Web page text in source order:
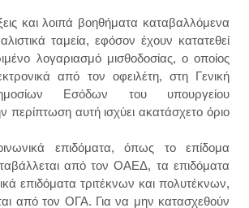
και λοιπά βοηθήματα καταβαλλόμενα
ταμεία, εφόσον έχουν κατατεθεί
λογαριασμό μισθοδοσίας, ο οποίος
από τον οφειλέτη, στη Γενική
Εσόδων του υπουργείου
περίπτωση αυτή ισχύει ακατάσχετο όριο
επιδόματα, όπως το επίδομα
από τον ΟΑΕΔ, τα επιδόματα
επιδόματα τριτέκνων και πολυτέκνων,
από τον ΟΓΑ. Για να μην κατασχεθούν